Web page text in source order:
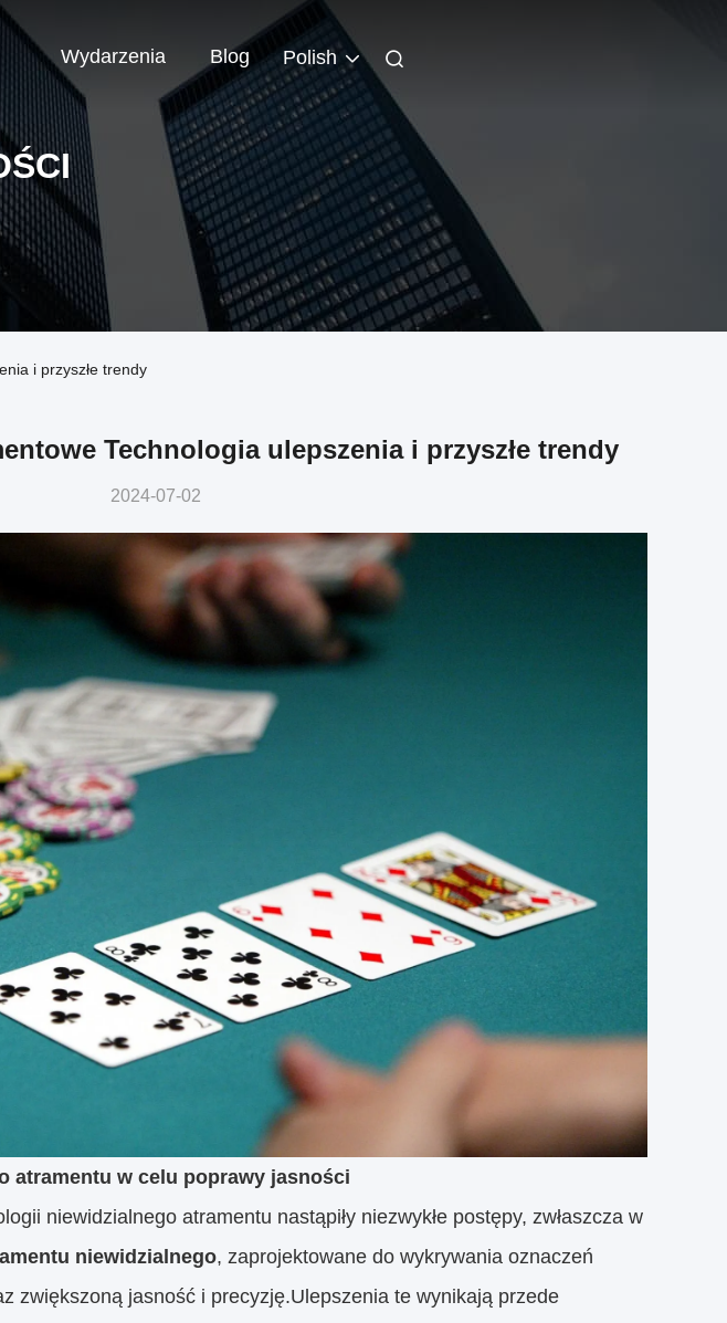
Wydarzenia Blog Polish
i przyszłe trendy
Technologia ulepszenia i przyszłe trendy
2024-07-02
atramentu w celu poprawy jasności
niewidzialnego atramentu nastąpiły niezwykłe postępy, zwłaszcza w
niewidzialnego, zaprojektowane do wykrywania oznaczeń
zwiększoną jasność i precyzję.Ulepszenia te wynikają przede